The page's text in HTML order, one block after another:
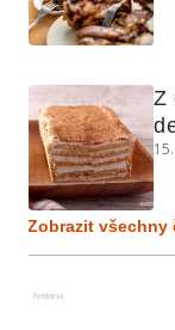
Z
a
Zobrazit všechny
Reklama